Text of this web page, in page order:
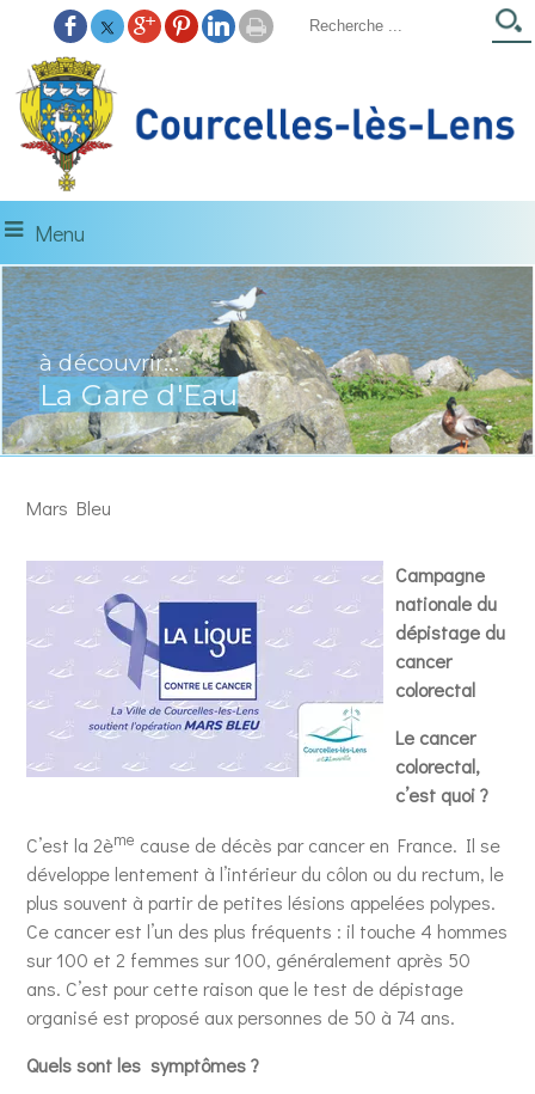
Menu
à découvrir...
La Gare d'Eau
Mars Bleu
Campagne
nationale du
dépistage du
cancer
colorectal
Le cancer
colorectal,
c’est quoi ?
C’est la 2ème cause de décès par cancer en France. Il se
développe lentement à l’intérieur du côlon ou du rectum, le
plus souvent à partir de petites lésions appelées polypes.
Ce cancer est l’un des plus fréquents : il touche 4 hommes
sur 100 et 2 femmes sur 100, généralement après 50
ans. C’est pour cette raison que le test de dépistage
organisé est proposé aux personnes de 50 à 74 ans.
Quels sont les symptômes ?